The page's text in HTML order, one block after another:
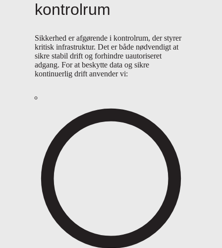
kontrolrum
Sikkerhed er afgørende i kontrolrum, der styrer
kritisk infrastruktur. Det er både nødvendigt at
sikre stabil drift og forhindre uautoriseret
adgang. For at beskytte data og sikre
kontinuerlig drift anvender vi: